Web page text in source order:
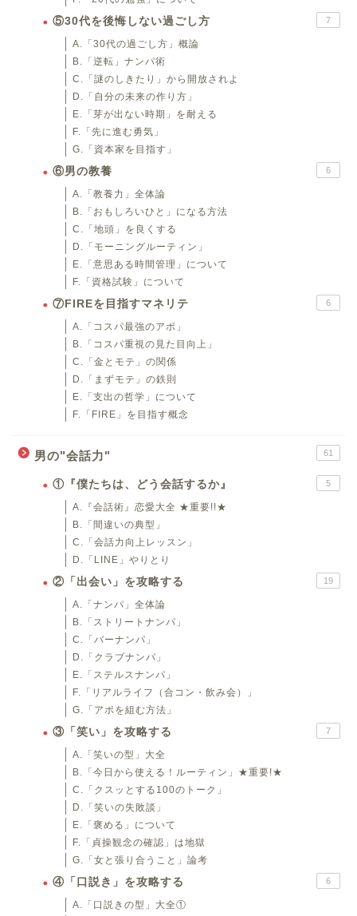
⑤30代を後悔しない過ごし方 7
A.「30代の過ごし方」概論
B.「逆転」ナンパ術
C.「謎のしきたり」から開放されよ
D.「自分の未来の作り方」
E.「芽が出ない時期」を耐える
F.「先に進む勇気」
G.「資本家を目指す」
⑥男の教養 6
A.「教養力」全体論
B.「おもしろいひと」になる方法
C.「地頭」を良くする
D.「モーニングルーティン」
E.「意思ある時間管理」について
F.「資格試験」について
⑦FIREを目指すマネリテ 6
A.「コスパ最強のアポ」
B.「コスパ重視の見た目向上」
C.「金とモテ」の関係
D.「まずモテ」の鉄則
E.「支出の哲学」について
F.「FIRE」を目指す概念
男の"会話力" 61
①『僕たちは、どう会話するか』 5
A.『会話術』恋愛大全 ★重要!!★
B.「間違いの典型」
C.「会話力向上レッスン」
D.「LINE」やりとり
②「出会い」を攻略する 19
A.「ナンパ」全体論
B.「ストリートナンパ」
C.「バーナンパ」
D.「クラブナンパ」
E.「ステルスナンパ」
F.「リアルライフ（合コン・飲み会）」
G.「アポを組む方法」
③「笑い」を攻略する 7
A.「笑いの型」大全
B.「今日から使える！ルーティン」★重要!★
C.「クスッとする100のトーク」
D.「笑いの失敗談」
E.「褒める」について
F.「貞操観念の確認」は地獄
G.「女と張り合うこと」論考
④「口説き」を攻略する 6
A.「口説きの型」大全①